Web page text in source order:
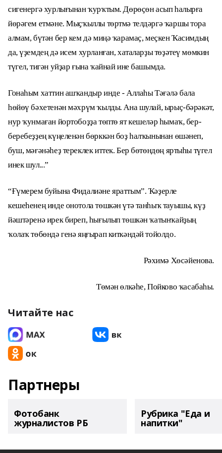
сигенергә хурлығынан ҡурҡтым. Дөрөҫөн асып һалырға
йөрәгем етмәне. Мыҫҡыллы төртмә телдәргә ҡаршы тора
алмам, бүтән бер кем дә миңә ҡарамаҫ, меҫкен Ҡасимдың
да, үҙемдең дә исем хурланған, хаталарҙы төҙәтеү мөмкин
түгел, тигән уйҙар ғына ҡайнай ине башымда.
Гонаһым хаттин ашҡандыр инде - Аллаһы Тәғәлә бала
һөйөү бәхетенән мәхрүм ҡылды. Ана шулай, ырыҫ-бәрәкәт,
нур ҡунмаған йортобоҙҙа төптө ят кешеләр һымаҡ, бер-
беребеҙҙең күңеленән бөрккән боҙ һалҡынынан өшәнеп,
буш, мәғәнәһеҙ тереклек иттек. Бер бөтөндөң яртыһы түгел
инек шул...”
“Ғүмерем буйына Фидалиәне яраттым”. Ҡәҙерле
кешеһенең инде онотола төшкән үтә танһыҡ тауышы, күҙ
йәштәренә ирек биреп, һығылып төшкән ҡатынҡайҙың
ҡолаҡ төбөндә генә яңғырап киткәндәй тойолдо.
Рәхимә Хөсәйенова.
Төмән өлкәһе, Пойково ҡасабаһы.
Читайте нас
Партнеры
Фотобанк
журналистов РБ
Рубрика "Еда и
напитки"